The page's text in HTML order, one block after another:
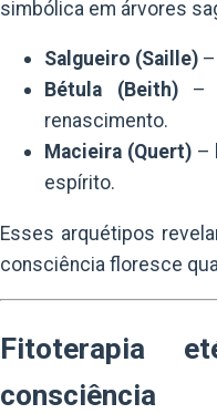
simbólica em árvores
Salgueiro (Saille)
Bétula (Beith)–
renascimento.
Macieira (Quert)–
espírito.
Esses arquétipos
consciência floresce
Fitoterapia
consciência